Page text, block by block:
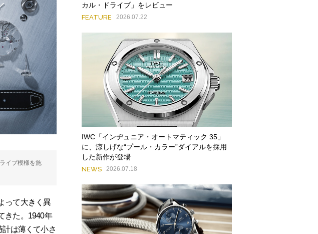
イプ模様を施
って大きく異
きた。1940年
は薄くて小さ
カル・ドライブ」をレビュー
FEATURE 2026.07.22
IWC「インヂュニア・オートマティック 35」
に、涼しげな“プール・カラー”ダイアルを採用
した新作が登場
NEWS 2026.07.18